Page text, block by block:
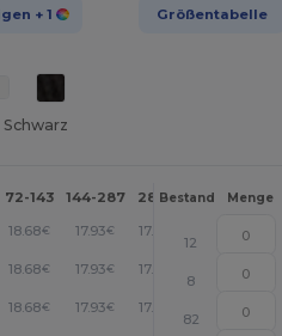
+ 1 Größentabelle
Schwarz
72-143 144-287 288 + Mehr
Bestand Menge
18.68€ 17.93€ 17.18
12
18.68€ 17.93€ 17.18
8
18.68€ 17.93€ 17.18
82